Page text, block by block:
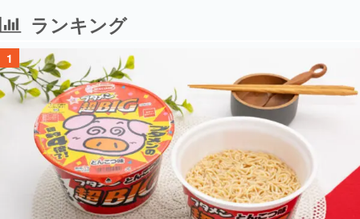
ランキング
1